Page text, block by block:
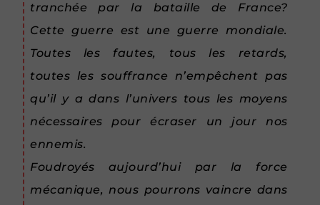
tranchée par la bataille de France?
Cette guerre est une guerre mondiale.
Toutes les fautes, tous les retards,
toutes les souffrance n’empêchent pas
qu’il y a dans l’univers tous les moyens
nécessaires pour écraser un jour nos
ennemis.
Foudroyés aujourd’hui par la force
mécanique, nous pourrons vaincre dans